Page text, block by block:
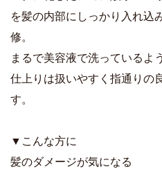
を髪の内部にしっかり入れ込
修。
まるで美容液で洗っているよ
仕上りは扱いやすく指通りの
す。
▼こんな方に
髪のダメージが気になる